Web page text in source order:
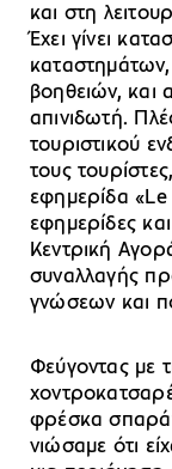
και στη
Έχει γίνει
βοηθειών, και
απινιδωτή.
τουριστικού
τους
εφημερίδα
εφημερίδες
Κεντρική
συναλλαγής
γνώσεων και
Φεύγοντας με
φρέσκα
νιώσαμε ότι